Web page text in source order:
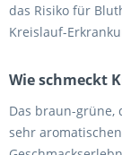
das Risiko für
Kreislauf-
Wie schmeckt
Das braun-grüne,
sehr